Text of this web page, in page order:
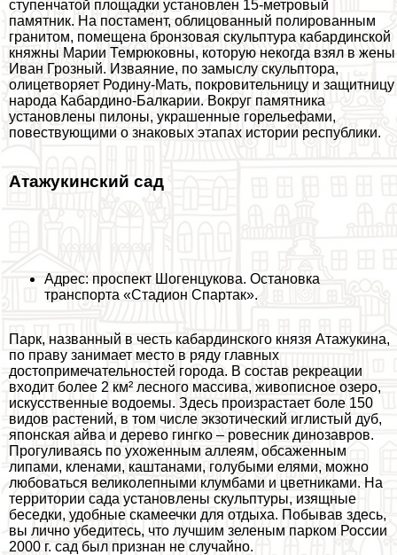
ступенчатой площадки установлен 15-метровый
памятник. На постамент, облицованный полированным
гранитом, помещена бронзовая скульптура кабардинской
княжны Марии Темрюковны, которую некогда взял в жены
Иван Грозный. Изваяние, по замыслу скульптора,
олицетворяет Родину-Мать, покровительницу и защитницу
народа Кабардино-Балкарии. Вокруг памятника
установлены пилоны, украшенные горельефами,
повествующими о знаковых этапах истории республики.
Атажукинский сад
Адрес: проспект Шогенцукова. Остановка
трaнcпорта «Стадион Спартак».
Парк, названный в честь кабардинского князя Атажукина,
по праву занимает место в ряду главных
достопримечательностей города. В состав рекреации
входит более 2 км² лесного массива, живописное озеро,
искусственные водоемы. Здесь произрастает боле 150
видов растений, в том числе экзотический иглистый дуб,
японская айва и дерево гингко – ровесник динозавров.
Прогуливаясь по ухоженным аллеям, обсаженным
липами, кленами, каштанами, гoлyбыми елями, можно
любоваться великолепными клумбами и цветниками. На
территории сада установлены скульптуры, изящные
беседки, удобные скамеечки для отдыха. Побывав здесь,
вы лично убедитесь, что лучшим зеленым парком России
2000 г. сад был признан не случайно.